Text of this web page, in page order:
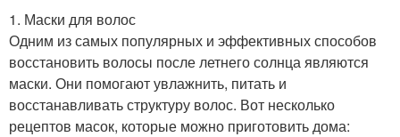
1. Маски для волос
Одним из самых популярных и эффективных способов
восстановить волосы после летнего солнца являются
маски. Они помогают увлажнить, питать и
восстанавливать структуру волос. Вот несколько
рецептов масок, которые можно приготовить дома: